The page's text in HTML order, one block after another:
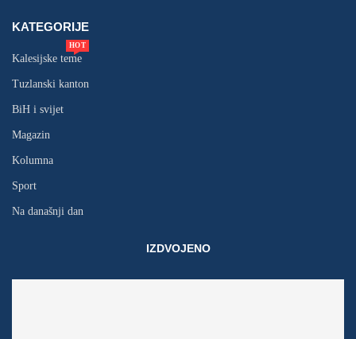
KATEGORIJE
Kalesijske teme
HOT
Tuzlanski kanton
BiH i svijet
Magazin
Kolumna
Sport
Na današnji dan
IZDVOJENO